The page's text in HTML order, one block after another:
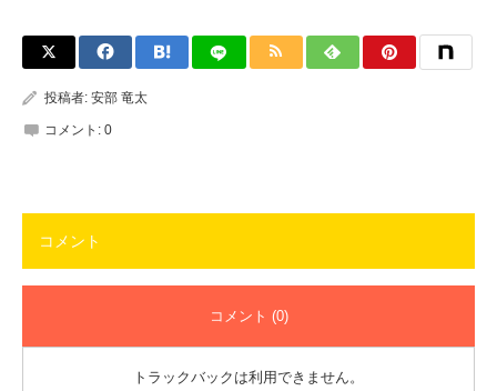
投稿者: 安部 竜太
コメント: 0
コメント
コメント (0)
トラックバックは利用できません。